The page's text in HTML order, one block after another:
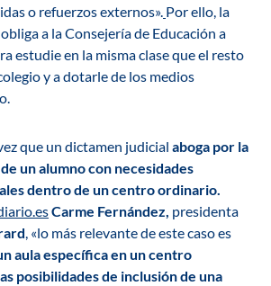
o refuerzos externos». Por ello, la
a la Consejería de Educación a
estudie en la misma clase que el resto
y a dotarle de los medios
que un dictamen judicial aboga por la
un alumno con necesidades
dentro de un centro ordinario.
Carme Fernández, presidenta
, «lo más relevante de este caso es
aula específica en un centro
posibilidades de inclusión de una